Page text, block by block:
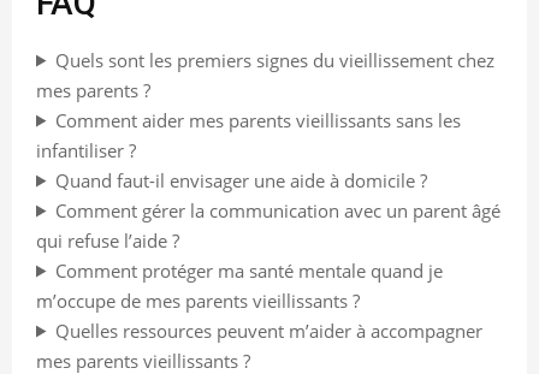
Quels sont les premiers signes du vieillissement chez
mes parents ?
Comment aider mes parents vieillissants sans les
infantiliser ?
Quand faut-il envisager une aide à domicile ?
Comment gérer la communication avec un parent âgé
qui refuse l’aide ?
Comment protéger ma santé mentale quand je
m’occupe de mes parents vieillissants ?
Quelles ressources peuvent m’aider à accompagner
mes parents vieillissants ?